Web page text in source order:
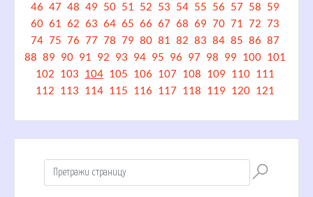
46 47 48 49 50 51 52 53 54 55 56 57 58 59
60 61 62 63 64 65 66 67 68 69 70 71 72 73
74 75 76 77 78 79 80 81 82 83 84 85 86 87
88 89 90 91 92 93 94 95 96 97 98 99 100 101
102 103 104 105 106 107 108 109 110 111
112 113 114 115 116 117 118 119 120 121